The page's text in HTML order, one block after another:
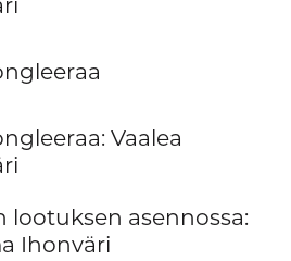
Vaalea
lootuksen asennossa:
Ihonväri